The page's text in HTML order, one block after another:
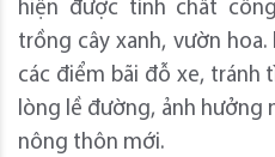
hiện được tính chất
trồng cây xanh, vườn
các điểm bãi đỗ xe, tránh
lòng lề đường, ảnh hưởng
nông thôn mới.